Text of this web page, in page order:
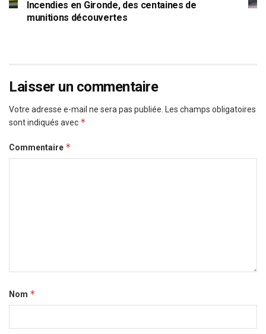
Incendies en Gironde, des centaines de
munitions découvertes
Laisser un commentaire
Votre adresse e-mail ne sera pas publiée. Les champs obligatoires
sont indiqués avec *
Commentaire *
Nom *